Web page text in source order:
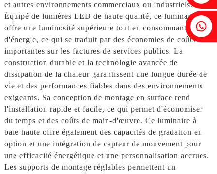
Tobin : +86 18818667168
et autres environnements commerciaux ou industriels.
Équipé de lumières LED de haute qualité, ce luminaire
offre une luminosité supérieure tout en consommant moins
d'énergie, ce qui se traduit par des économies de coûts
importantes sur les factures de services publics. La
construction durable et la technologie avancée de
dissipation de la chaleur garantissent une longue durée de
vie et des performances fiables dans des environnements
exigeants. Sa conception de montage en surface rend
l'installation rapide et facile, ce qui permet d'économiser
du temps et des coûts de main-d'œuvre. Ce luminaire à
baie haute offre également des capacités de gradation en
option et une intégration de capteur de mouvement pour
une efficacité énergétique et une personnalisation accrues.
Les supports de montage réglables permettent un